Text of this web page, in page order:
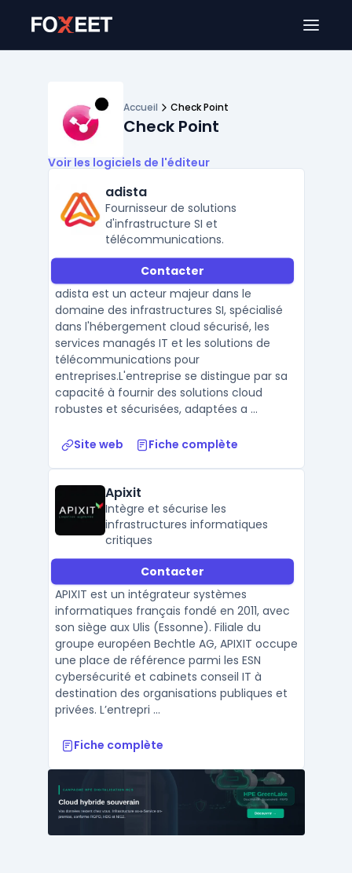
Accueil Check Point
Check Point
Voir les logiciels de l'éditeur
adista
Fournisseur de solutions
d'infrastructure SI et
télécommunications.
Contacter
adista est un acteur majeur dans le
domaine des infrastructures SI, spécialisé
dans l'hébergement cloud sécurisé, les
services managés IT et les solutions de
télécommunications pour
entreprises.L'entreprise se distingue par sa
capacité à fournir des solutions cloud
robustes et sécurisées, adaptées a ...
Site web Fiche complète
Apixit
Intègre et sécurise les
infrastructures informatiques
critiques
Contacter
APIXIT est un intégrateur systèmes
informatiques français fondé en 2011, avec
son siège aux Ulis (Essonne). Filiale du
groupe européen Bechtle AG, APIXIT occupe
une place de référence parmi les ESN
cybersécurité et cabinets conseil IT à
destination des organisations publiques et
privées. L’entrepri ...
Fiche complète